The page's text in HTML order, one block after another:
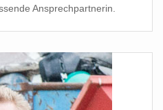
Ansprechpartnerin.